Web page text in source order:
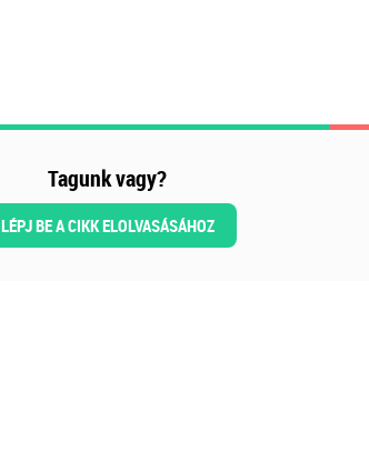
Tagunk vagy?
LÉPJ BE A CIKK ELOLVASÁSÁHOZ